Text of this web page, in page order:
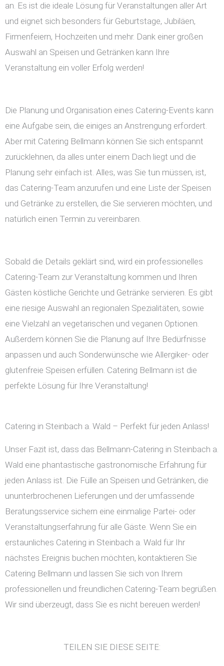
an. Es ist die ideale Lösung für Veranstaltungen aller Art
und eignet sich besonders für Geburtstage, Jubiläen,
Firmenfeiern, Hochzeiten und mehr. Dank einer großen
Auswahl an Speisen und Getränken kann Ihre
Veranstaltung ein voller Erfolg werden!
Die Planung und Organisation eines Catering-Events kann
eine Aufgabe sein, die einiges an Anstrengung erfordert.
Aber mit Catering Bellmann können Sie sich entspannt
zurücklehnen, da alles unter einem Dach liegt und die
Planung sehr einfach ist. Alles, was Sie tun müssen, ist,
das Catering-Team anzurufen und eine Liste der Speisen
und Getränke zu erstellen, die Sie servieren möchten, und
natürlich einen Termin zu vereinbaren.
Sobald die Details geklärt sind, wird ein professionelles
Catering-Team zur Veranstaltung kommen und Ihren
Gästen köstliche Gerichte und Getränke servieren. Es gibt
eine riesige Auswahl an regionalen Spezialitäten, sowie
eine Vielzahl an vegetarischen und veganen Optionen.
Außerdem können Sie die Planung auf Ihre Bedürfnisse
anpassen und auch Sonderwünsche wie Allergiker- oder
glutenfreie Speisen erfüllen. Catering Bellmann ist die
perfekte Lösung für Ihre Veranstaltung!
Catering in Steinbach a. Wald – Perfekt für jeden Anlass!
Unser Fazit ist, dass das Bellmann-Catering in Steinbach a.
Wald eine phantastische gastronomische Erfahrung für
jeden Anlass ist. Die Fülle an Speisen und Getränken, die
ununterbrochenen Lieferungen und der umfassende
Beratungsservice sichern eine einmalige Partei- oder
Veranstaltungserfahrung für alle Gäste. Wenn Sie ein
erstaunliches Catering in Steinbach a. Wald für Ihr
nächstes Ereignis buchen möchten, kontaktieren Sie
Catering Bellmann und lassen Sie sich von Ihrem
professionellen und freundlichen Catering-Team begrüßen.
Wir sind überzeugt, dass Sie es nicht bereuen werden!
TEILEN SIE DIESE SEITE: